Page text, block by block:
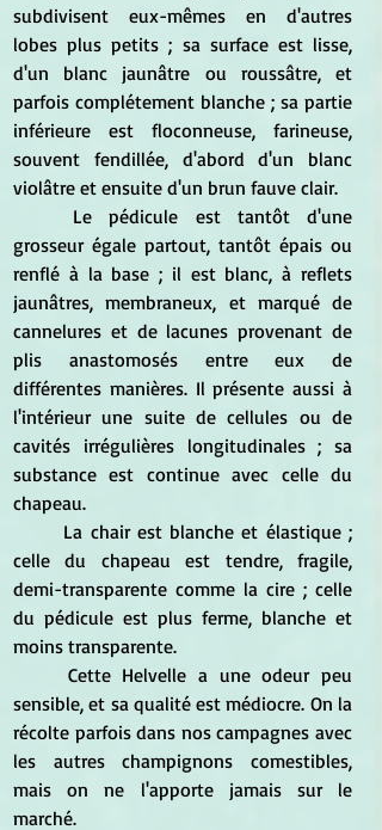
subdivisent eux-mêmes en d'autres
lobes plus petits ; sa surface est lisse,
d'un blanc jaunâtre ou roussâtre, et
parfois complétement blanche ; sa partie
inférieure est floconneuse, farineuse,
souvent fendillée, d'abord d'un blanc
violâtre et ensuite d'un brun fauve clair.
grosseur égale partout, tantôt épais ou
renflé à la base ; il est blanc, à reflets
jaunâtres, membraneux, et marqué de
cannelures et de lacunes provenant de
plis anastomosés entre eux de
différentes manières. Il présente aussi à
l'intérieur une suite de cellules ou de
cavités irrégulières longitudinales ; sa
substance est continue avec celle du
chapeau.
celle du chapeau est tendre, fragile,
demi-transparente comme la cire ; celle
du pédicule est plus ferme, blanche et
moins transparente.
sensible, et sa qualité est médiocre. On la
récolte parfois dans nos campagnes avec
les autres champignons comestibles,
mais on ne l'apporte jamais sur le
marché.